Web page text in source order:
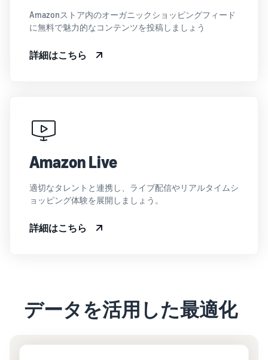
Amazonストア内のオーガニックショッピングフィード
に無料で魅力的なコンテンツを投稿しましょう
詳細はこちら
Amazon Live
適切なタレントと連携し、ライブ配信やリアルタイムシ
ョッピング体験を展開しましょう。
詳細はこちら
データを活用した最適化